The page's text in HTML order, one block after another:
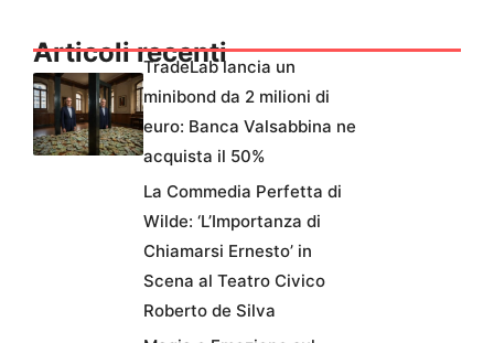
Articoli recenti
TradeLab lancia un
minibond da 2 milioni di
euro: Banca Valsabbina ne
acquista il 50%
La Commedia Perfetta di
Wilde: ‘L’Importanza di
Chiamarsi Ernesto’ in
Scena al Teatro Civico
Roberto de Silva